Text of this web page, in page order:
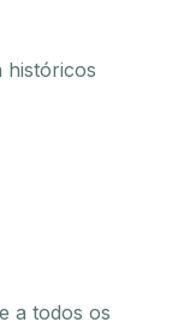
históricos
a todos os